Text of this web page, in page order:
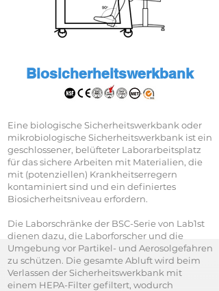
Biosicherheitswerkbank
Eine biologische Sicherheitswerkbank oder
mikrobiologische Sicherheitswerkbank ist ein
geschlossener, belüfteter Laborarbeitsplatz
für das sichere Arbeiten mit Materialien, die
mit (potenziellen) Krankheitserregern
kontaminiert sind und ein definiertes
Biosicherheitsniveau erfordern.
Die Laborschränke der BSC-Serie von Lab1st
dienen dazu, die Laborforscher und die
Umgebung vor Partikel- und Aerosolgefahren
zu schützen. Die gesamte Abluft wird beim
Verlassen der Sicherheitswerkbank mit
einem HEPA-Filter gefiltert, wodurch